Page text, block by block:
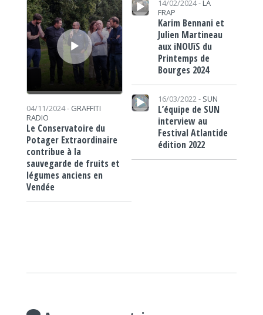
04/11/2024 - GRAFFITI
RADIO
Le Conservatoire du
Potager Extraordinaire
contribue à la
sauvegarde de fruits et
légumes anciens en
Vendée
14/02/2024 - LA
FRAP
Karim Bennani et
Julien Martineau
aux iNOUïS du
Printemps de
Bourges 2024
Lecteur audio
16/03/2022 - SUN
L’équipe de SUN
interview au
Festival Atlantide
édition 2022